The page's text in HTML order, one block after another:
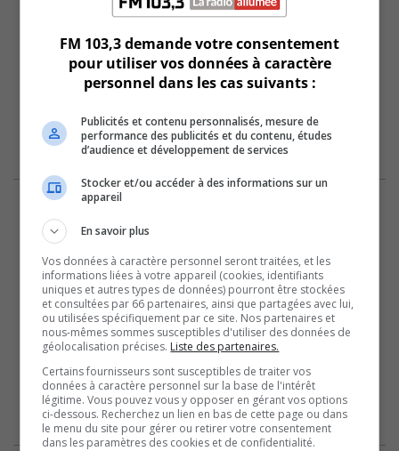
FM 103,3 demande votre consentement
pour utiliser vos données à caractère
personnel dans les cas suivants :
Publicités et contenu personnalisés, mesure de
performance des publicités et du contenu, études
d’audience et développement de services
Stocker et/ou accéder à des informations sur un
appareil
En savoir plus
Vos données à caractère personnel seront traitées, et les
informations liées à votre appareil (cookies, identifiants
uniques et autres types de données) pourront être stockées
et consultées par 66 partenaires, ainsi que partagées avec lui,
ou utilisées spécifiquement par ce site. Nos partenaires et
nous-mêmes sommes susceptibles d'utiliser des données de
géolocalisation précises. Liste des partenaires.
Certains fournisseurs sont susceptibles de traiter vos
données à caractère personnel sur la base de l'intérêt
légitime. Vous pouvez vous y opposer en gérant vos options
ci-dessous. Recherchez un lien en bas de cette page ou dans
le menu du site pour gérer ou retirer votre consentement
dans les paramètres des cookies et de confidentialité.